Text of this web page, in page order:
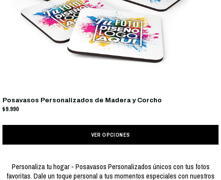
Posavasos Personalizados de Madera y Corcho
$9.990
VER OPCIONES
Personaliza tu hogar - Posavasos Personalizados únicos con tus fotos
favoritas. Dale un toque personal a tus momentos especiales con nuestros